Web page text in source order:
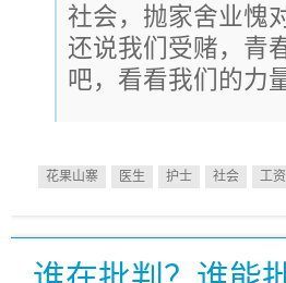
社会，抛家舍业愧
还说我们受赌，青
吧，看看我们的力
花果山寨 医生 护士 社会 工资